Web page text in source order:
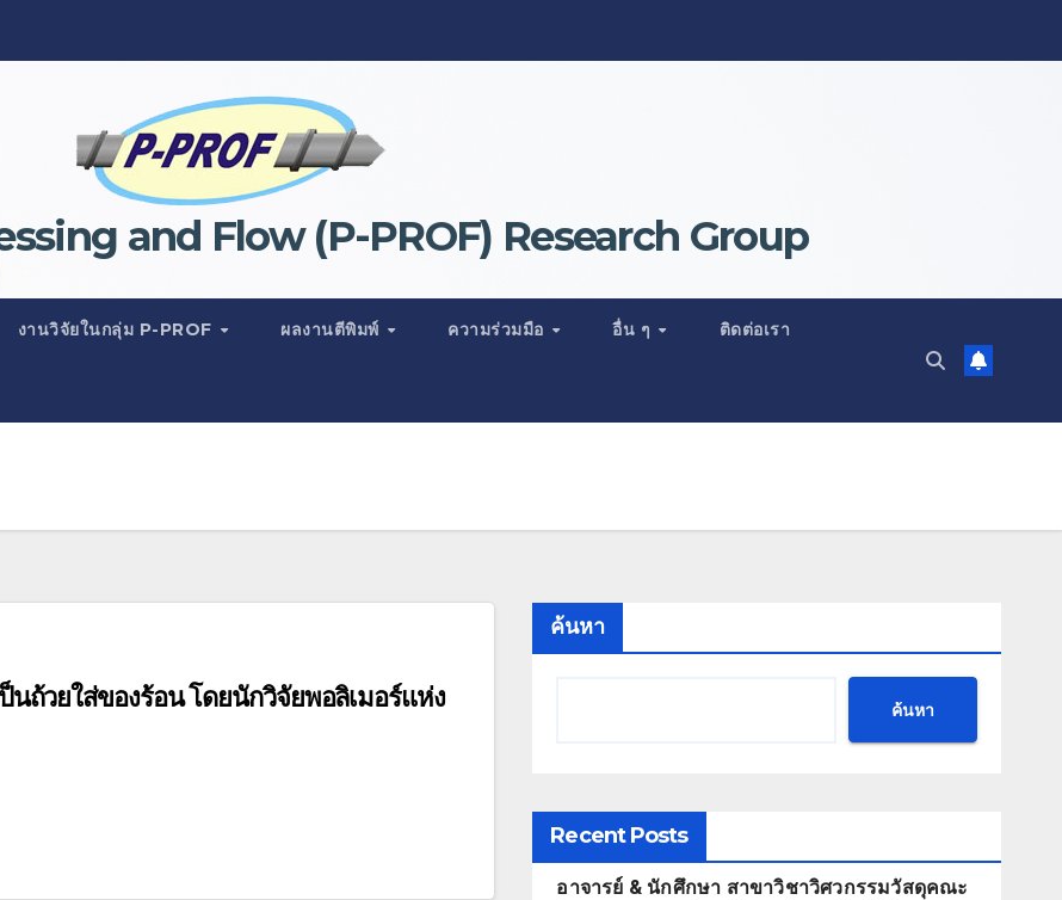
and Flow (P-PROF) Research Group
งานวิจัยในกลุ่ม P-PROF ผลงานตีพิมพ์ ความร่วมมือ อื่น ๆ ติดต่อเรา
ถ้วยใส่ของร้อน โดยนักวิจัยพอลิเมอร์แห่ง
ค้นหา
ค้นหา
Recent Posts
อาจารย์ & นักศึกษา สาขาวิชาวิศวกรรมวัสดุคณะ